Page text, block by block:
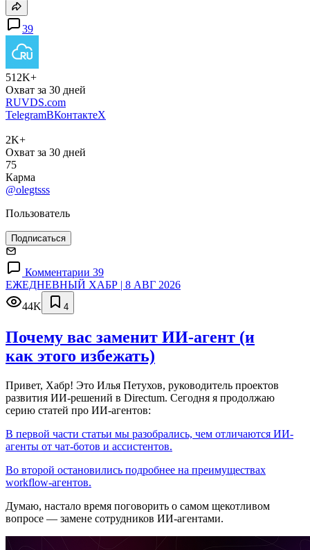
39
512K+
Охват за 30 дней
RUVDS.com
TelegramВКонтактеX
2K+
Охват за 30 дней
75
Карма
@olegtsss
Пользователь
Подписаться
Комментарии 39
ЕЖЕДНЕВНЫЙ ХАБР | 8 АВГ 2026
44K
4
Почему вас заменит ИИ‑агент (и
как этого избежать)
Привет, Хабр! Это Илья Петухов, руководитель проектов
развития ИИ-решений в Directum. Сегодня я продолжаю
серию статей про ИИ-агентов:
В первой части статьи мы разобрались, чем отличаются ИИ-
агенты от чат-ботов и ассистентов.
Во второй остановились подробнее на преимуществах
workflow-агентов.
Думаю, настало время поговорить о самом щекотливом
вопросе — замене сотрудников ИИ-агентами.